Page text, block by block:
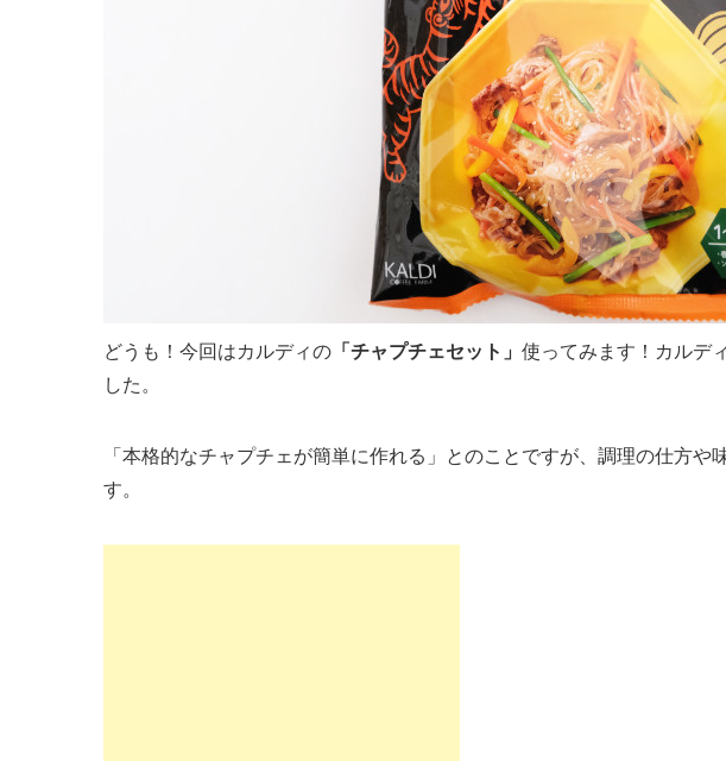
どうも！今回はカルディの 「チャプチェセット」 使ってみます！カルデ
した。
「本格的なチャプチェが簡単に作れる」とのことですが、調理の仕方や
す。